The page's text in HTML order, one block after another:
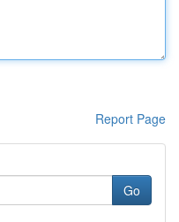
Report Page
Go